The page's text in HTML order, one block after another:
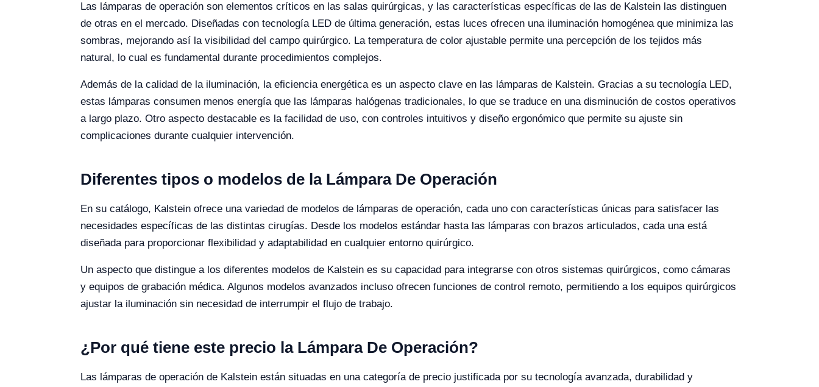
Las lámparas de operación son elementos críticos en las salas quirúrgicas, y las características específicas de las de Kalstein las distinguen
de otras en el mercado. Diseñadas con tecnología LED de última generación, estas luces ofrecen una iluminación homogénea que minimiza las
sombras, mejorando así la visibilidad del campo quirúrgico. La temperatura de color ajustable permite una percepción de los tejidos más
natural, lo cual es fundamental durante procedimientos complejos.
Además de la calidad de la iluminación, la eficiencia energética es un aspecto clave en las lámparas de Kalstein. Gracias a su tecnología LED,
estas lámparas consumen menos energía que las lámparas halógenas tradicionales, lo que se traduce en una disminución de costos operativos
a largo plazo. Otro aspecto destacable es la facilidad de uso, con controles intuitivos y diseño ergonómico que permite su ajuste sin
complicaciones durante cualquier intervención.
Diferentes tipos o modelos de la Lámpara De Operación
En su catálogo, Kalstein ofrece una variedad de modelos de lámparas de operación, cada uno con características únicas para satisfacer las
necesidades específicas de las distintas cirugías. Desde los modelos estándar hasta las lámparas con brazos articulados, cada una está
diseñada para proporcionar flexibilidad y adaptabilidad en cualquier entorno quirúrgico.
Un aspecto que distingue a los diferentes modelos de Kalstein es su capacidad para integrarse con otros sistemas quirúrgicos, como cámaras
y equipos de grabación médica. Algunos modelos avanzados incluso ofrecen funciones de control remoto, permitiendo a los equipos quirúrgicos
ajustar la iluminación sin necesidad de interrumpir el flujo de trabajo.
¿Por qué tiene este precio la Lámpara De Operación?
Las lámparas de operación de Kalstein están situadas en una categoría de precio justificada por su tecnología avanzada, durabilidad y